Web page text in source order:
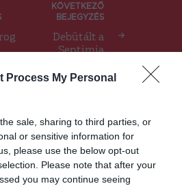
Process My Personal
sale, sharing to third parties, or
or sensitive information for
please use the below opt-out
Please note that after your
you may continue seeing
KÖVETKEZŐ
BEJEGYZÉS
Debütált a
Septimia